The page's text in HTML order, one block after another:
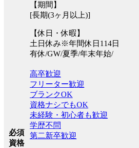
【期間】
[長期(3ヶ月以上)]
【休日・休暇】
土日休み※年間休日114日
有休/GW/夏季/年末年始/
必須
資格
高卒歓迎
フリーター歓迎
ブランクOK
資格ナシでもOK
未経験・初心者も歓迎
学歴不問
第二新卒歓迎